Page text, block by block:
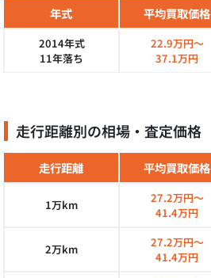
年式 平均買取価格
2014年式
11年落ち
22.9万円～
37.1万円
走行距離別の相場・査定価格
走行距離 平均買取価格
1万km
27.2万円～
41.4万円
2万km
27.2万円～
41.4万円